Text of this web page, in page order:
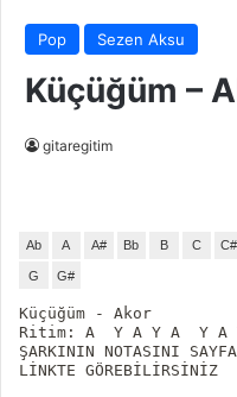
Pop Sezen Aksu
Küçüğüm –
gitaregitim
Ab A A# Bb B C C#
G G#
Küçüğüm - Akor
Ritim: A  Y A Y A  Y A
ŞARKININ NOTASINI
LİNKTE GÖREBİLİRSİNİZ